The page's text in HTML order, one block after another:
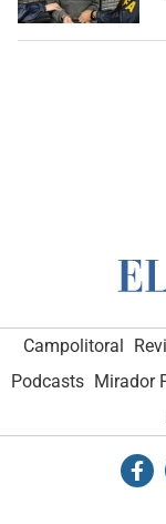
Campolitoral
Podcasts Mirador